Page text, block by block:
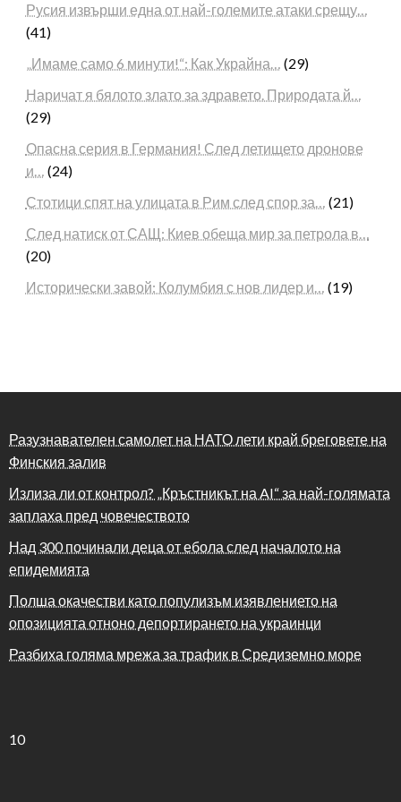
Русия извърши една от най-големите атаки срещу…
(41)
„Имаме само 6 минути!“: Как Украйна… (29)
Наричат я бялото злато за здравето. Природата й…
(29)
Опасна серия в Германия! След летището дронове
и… (24)
Стотици спят на улицата в Рим след спор за… (21)
След натиск от САЩ: Киев обеща мир за петрола в…
(20)
Исторически завой: Колумбия с нов лидер и… (19)
Разузнавателен самолет на НАТО лети край бреговете на
Финския залив
Излиза ли от контрол? „Кръстникът на AI“ за най-голямата
заплаха пред човечеството
Над 300 починали деца от ебола след началото на
епидемията
Полша окачестви като популизъм изявлението на
опозицията отноно депортирането на украинци
Разбиха голяма мрежа за трафик в Средиземно море
10